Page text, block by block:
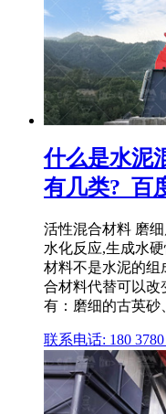
什么是水泥
有几类?_百
活性混合材料 磨
水化反应,生成水
材料不是水泥的组
合材料代替可以改
有：磨细的古英砂
联系电话: 180 3780